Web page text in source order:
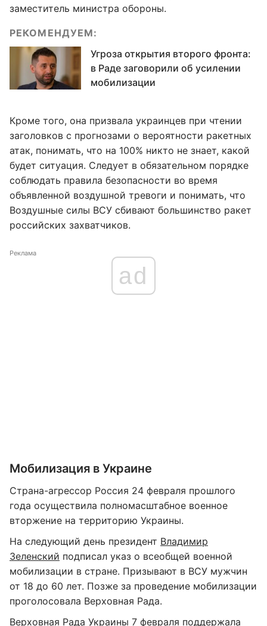
заместитель министра обороны.
РЕКОМЕНДУЕМ:
Угроза открытия второго фронта:
в Раде заговорили об усилении
мобилизации
Кроме того, она призвала украинцев при чтении
заголовков с прогнозами о вероятности ракетных
атак, понимать, что на 100% никто не знает, какой
будет ситуация. Следует в обязательном порядке
соблюдать правила безопасности во время
объявленной воздушной тревоги и понимать, что
Воздушные силы ВСУ сбивают большинство ракет
российских захватчиков.
Реклама
ad
Мобилизация в Украине
Страна-агрессор Россия 24 февраля прошлого
года осуществила полномасштабное военное
вторжение на территорию Украины.
На следующий день президент Владимир
Зеленский подписал указ о всеобщей военной
мобилизации в стране. Призывают в ВСУ мужчин
от 18 до 60 лет. Позже за проведение мобилизации
проголосовала Верховная Рада.
Верховная Рада Украины 7 февраля поддержала